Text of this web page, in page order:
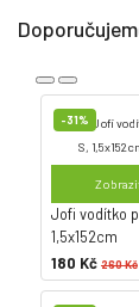
-31%
Jofi vodítko
1,5x152cm
180 Kč 260 Kč